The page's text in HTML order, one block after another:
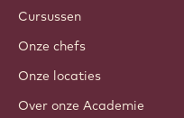
Cursussen
Onze chefs
Onze locaties
Over onze Academie